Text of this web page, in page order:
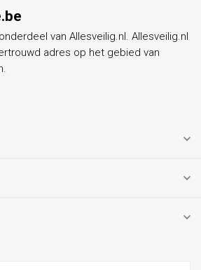
van Allesveilig.nl. Allesveilig.nl
adres op het gebied van